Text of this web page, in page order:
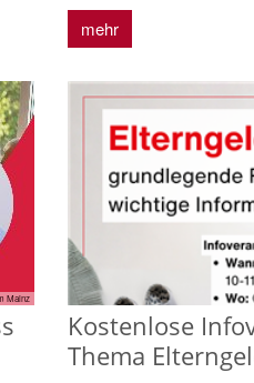
mehr
Mainz
Kostenlose
Thema